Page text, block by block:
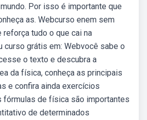
Por isso é importante que
as. Webcurso enem sem
tudo o que cai na
curso grátis em: Webvocê sabe o
o texto e descubra a
da física, conheça as principais
e confira ainda exercícios
fórmulas de física são importantes
de determinados